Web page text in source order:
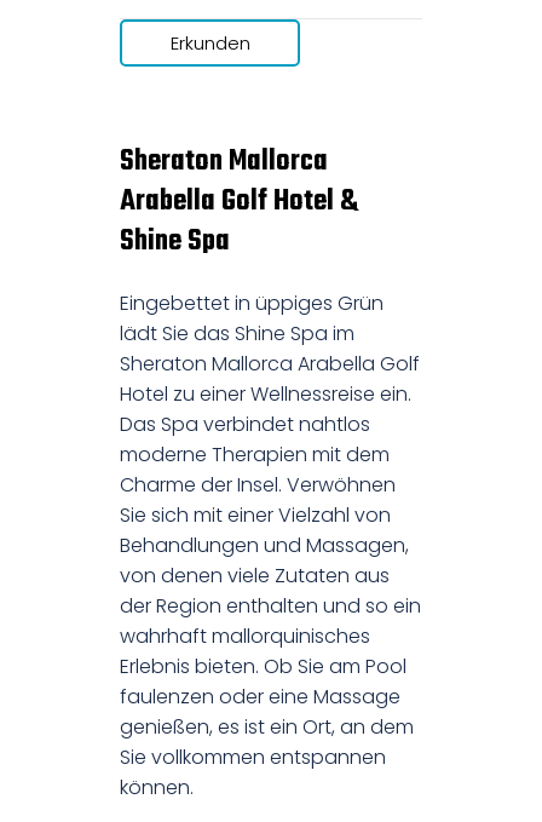
Erkunden
Sheraton Mallorca
Arabella Golf Hotel &
Shine Spa
Eingebettet in üppiges Grün
lädt Sie das Shine Spa im
Sheraton Mallorca Arabella Golf
Hotel zu einer Wellnessreise ein.
Das Spa verbindet nahtlos
moderne Therapien mit dem
Charme der Insel. Verwöhnen
Sie sich mit einer Vielzahl von
Behandlungen und Massagen,
von denen viele Zutaten aus
der Region enthalten und so ein
wahrhaft mallorquinisches
Erlebnis bieten. Ob Sie am Pool
faulenzen oder eine Massage
genießen, es ist ein Ort, an dem
Sie vollkommen entspannen
können.